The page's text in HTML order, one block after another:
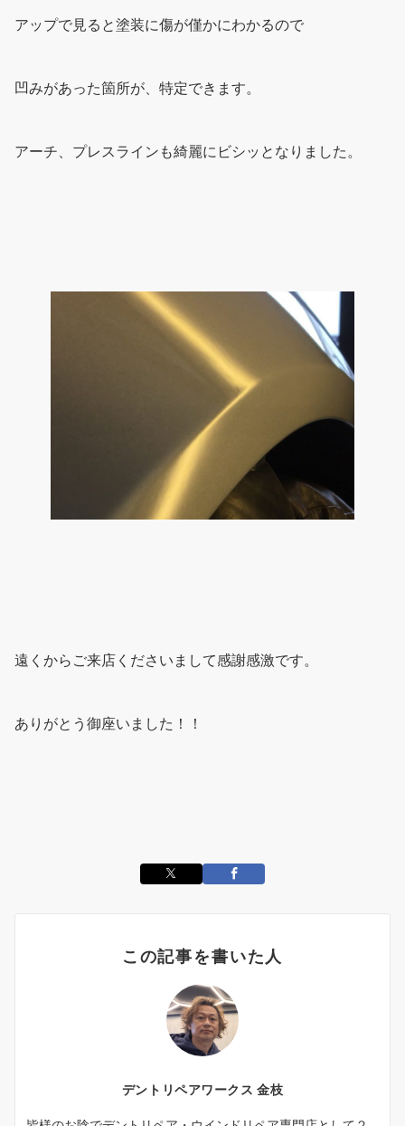
アップで見ると塗装に傷が僅かにわかるので
凹みがあった箇所が、特定できます。
アーチ、プレスラインも綺麗にビシッとなりました。
遠くからご来店くださいまして感謝感激です。
ありがとう御座いました！！
この記事を書いた人
デントリペアワークス 金枝